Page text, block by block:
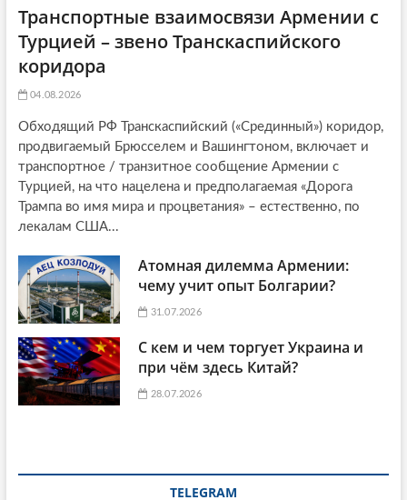
Транспортные взаимосвязи Армении с
Турцией – звено Транскаспийского
коридора
04.08.2026
Обходящий РФ Транскаспийский («Срединный») коридор,
продвигаемый Брюсселем и Вашингтоном, включает и
транспортное / транзитное сообщение Армении с
Турцией, на что нацелена и предполагаемая «Дорога
Трампа во имя мира и процветания» – естественно, по
лекалам США...
Атомная дилемма Армении:
чему учит опыт Болгарии?
31.07.2026
С кем и чем торгует Украина и
при чём здесь Китай?
28.07.2026
TELEGRAM